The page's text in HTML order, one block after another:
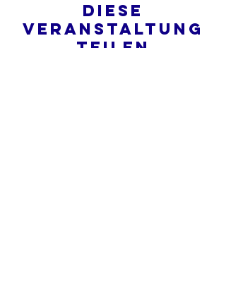
Diese
Veranstaltung
teilen